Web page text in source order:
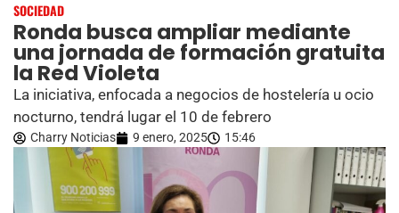
SOCIEDAD
Ronda busca ampliar mediante
una jornada de formación gratuita
la Red Violeta
La iniciativa, enfocada a negocios de hostelería u ocio
nocturno, tendrá lugar el 10 de febrero
Charry Noticias 9 enero, 2025 15:46